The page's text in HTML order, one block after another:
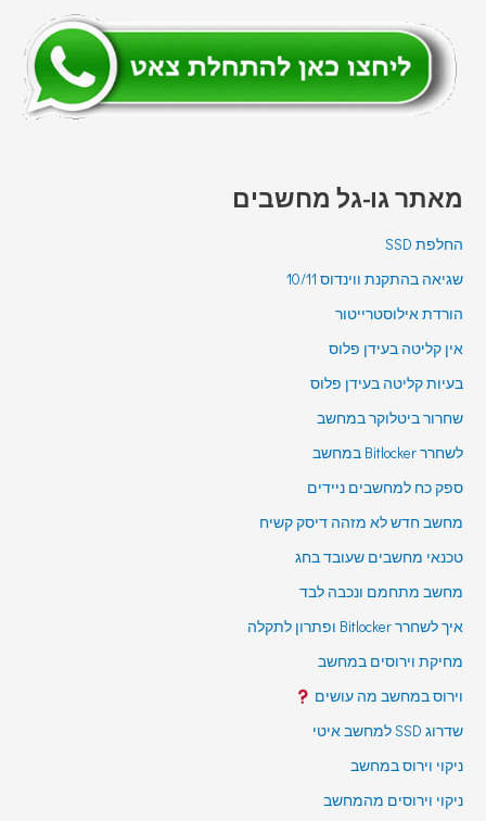
מאתר גו-גל מחשבים
החלפת SSD
שגיאה בהתקנת ווינדוס 10/11
הורדת אילוסטרייטור
אין קליטה בעידן פלוס
בעיות קליטה בעידן פלוס
שחרור ביטלוקר במחשב
לשחרר Bitlocker במחשב
ספק כח למחשבים ניידים
מחשב חדש לא מזהה דיסק קשיח
טכנאי מחשבים שעובד בחג
מחשב מתחמם ונכבה לבד
איך לשחרר Bitlocker ופתרון לתקלה
מחיקת וירוסים במחשב
וירוס במחשב מה עושים
שדרוג SSD למחשב איטי
ניקוי וירוס במחשב
ניקוי וירוסים מהמחשב